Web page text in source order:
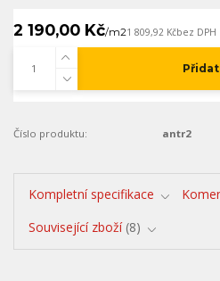
2 190,00 Kč/m21 809,92 Kčbez DPH
Číslo produktu: antr2
Kompletní specifikace
Související zboží 8